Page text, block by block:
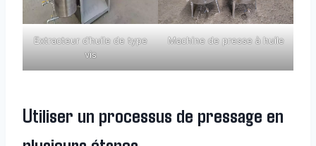
Extracteur d’huile de type
vis
Machine de presse à huile
Utiliser un processus de pressage en